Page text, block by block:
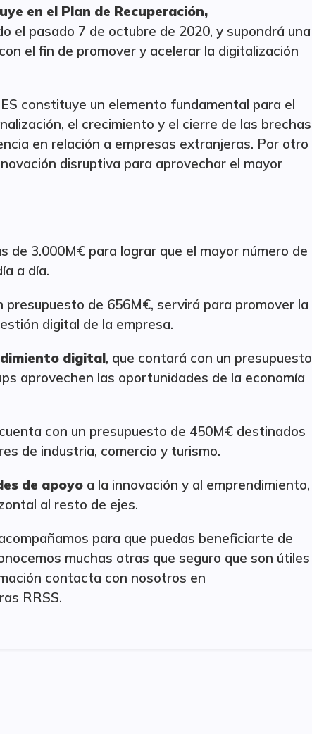
en el Plan de Recuperación,
el pasado 7 de octubre de 2020, y supondrá una
el fin de promover y acelerar la digitalización
constituye un elemento fundamental para el
el crecimiento y el cierre de las brechas
en relación a empresas extranjeras. Por otro
disruptiva para aprovechar el mayor
de 3.000M€ para lograr que el mayor número de
a día.
presupuesto de 656M€, servirá para promover la
digital de la empresa.
digital, que contará con un presupuesto
aprovechen las oportunidades de la economía
cuenta con un presupuesto de 450M€ destinados
de industria, comercio y turismo.
de apoyo a la innovación y al emprendimiento,
al resto de ejes.
para que puedas beneficiarte de
muchas otras que seguro que son útiles
contacta con nosotros en
RRSS.